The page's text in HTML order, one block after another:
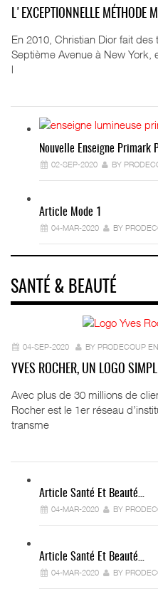
L'EXCEPTIONNELLE MÉTHODE
En 2010, Christian Dior fait
Septième Avenue à New
l
Nouvelle Enseigne Primark
02-SEP-2020 BY
Article Mode 1
04-MAR-2020 BY
SANTÉ & BEAUTÉ
04-SEP-2020 BY PRODECOUP
YVES ROCHER, UN LOGO
Avec plus de 30 millions de
Rocher est le 1er réseau
transme
Article Santé Et Beauté…
04-MAR-2020 BY
Article Santé Et Beauté…
04-MAR-2020 BY